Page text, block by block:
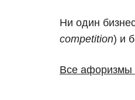
Ни один
competition) и
Все афоризмы